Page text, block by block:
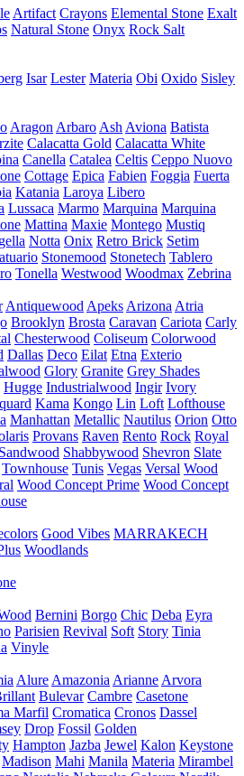
Artifact Crayons Elemental Stone Exalt
Natural Stone Onyx Rock Salt
Isar Lester Materia Obi Oxido Sisley
Aragon Arbaro Ash Aviona Batista
Calacatta Gold Calacatta White
Canella Catalea Celtis Ceppo Nuovo
Cottage Epica Fabien Foggia Fuerta
Katania Laroya Libero
Lussaca Marmo Marquina Marquina
Mattina Maxie Montego Mustiq
Notta Onix Retro Brick Setim
Stonemood Stonetech Tablero
Tonella Westwood Woodmax Zebrina
Antiquewood Apeks Arizona Atria
Brooklyn Brosta Caravan Cariota Carly
Chesterwood Coliseum Colorwood
Dallas Deco Eilat Etna Exterio
Glory Granite Grey Shades
Hugge Industrialwood Ingir Ivory
Kama Kongo Lin Loft Lofthouse
Manhattan Metallic Nautilus Orion Otto
Provans Raven Rento Rock Royal
Sandwood Shabbywood Shevron Slate
Townhouse Tunis Vegas Versal Wood
Wood Concept Prime Wood Concept
Good Vibes MARRAKECH
Woodlands
Bernini Borgo Chic Deba Eyra
Parisien Revival Soft Story Tinia
Vinyle
Alure Amazonia Arianne Arvora
Bulevar Cambre Casetone
Marfil Cromatica Cronos Dassel
Drop Fossil Golden
Hampton Jazba Jewel Kalon Keystone
Madison Mahi Manila Materia Mirambel